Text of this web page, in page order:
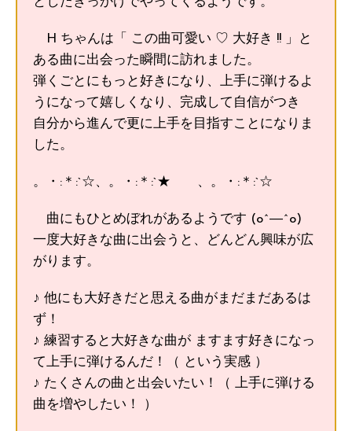
H ちゃんは「 この曲可愛い ♡ 大好き !! 」と
ある曲に出会った瞬間に訪れました。
弾くごとにもっと好きになり、上手に弾けるよ
うになって嬉しくなり、完成して自信がつき
自分から進んで更に上手を目指すことになりま
した。
。・:＊:`☆、。・:＊:`★ 、。・:＊:`☆
曲にもひとめぼれがあるようです (o^―^o)
一度大好きな曲に出会うと、どんどん興味が広
がります。
♪ 他にも大好きだと思える曲がまだまだあるは
ず！
♪ 練習すると大好きな曲が ますます好きになっ
て上手に弾けるんだ！（ という実感 ）
♪ たくさんの曲と出会いたい！（ 上手に弾ける
曲を増やしたい！ ）